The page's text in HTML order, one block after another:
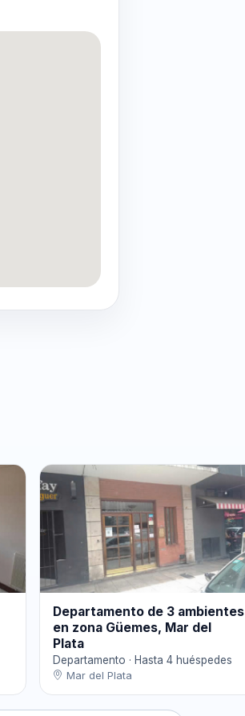
Departamento de 3 ambientes
en zona Güemes, Mar del
Plata
Departamento · Hasta 4 huéspedes
Mar del Plata